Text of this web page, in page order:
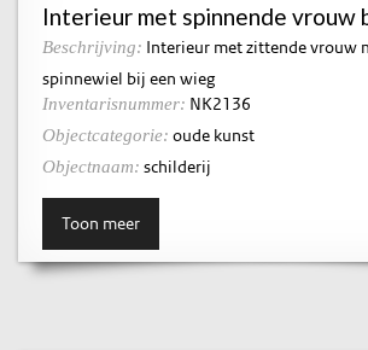
Interieur met spinnende vrouw
Beschrijving: Interieur met zittende vrouw
spinnewiel bij een wieg
Inventarisnummer: NK2136
Objectcategorie: oude kunst
Objectnaam: schilderij
Toon meer